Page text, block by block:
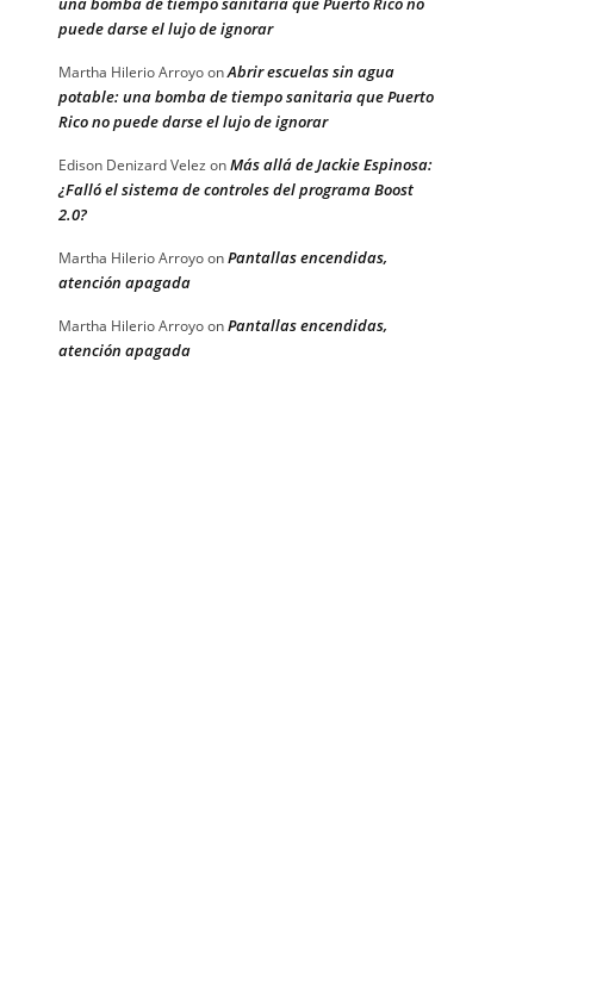
puede darse el lujo de ignorar
Martha Hilerio ArroyoonAbrir escuelas sin agua
potable: una bomba de tiempo sanitaria que Puerto
Rico no puede darse el lujo de ignorar
Edison Denizard Velez onMás allá de Jackie Espinosa:
¿Falló el sistema de controles del programa Boost
2.0?
Martha Hilerio ArroyoonPantallas encendidas,
atención apagada
Martha Hilerio ArroyoonPantallas encendidas,
atención apagada